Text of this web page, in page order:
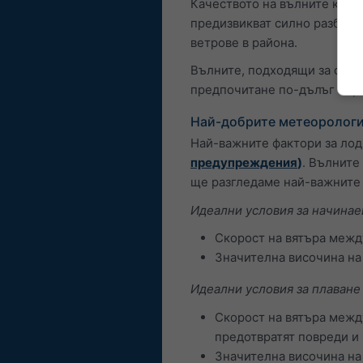
Качеството на вълните
предизвикват силно
ветрове в района.
Вълните, подходящи за
предпочитане по-дълъг
Най-добрите
Най-важните фактори за
предупреждения). Вълните
ще разгледаме най-важните
Идеални условия за
Скорост на вятъра
Значителна височина
Идеални условия за
Скорост на вятъра
предотвратят повреди и
Значителна височина